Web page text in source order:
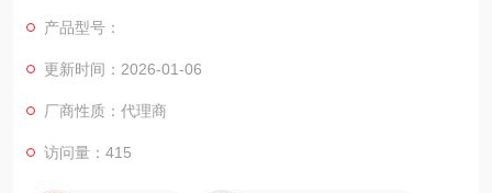
产品型号：
更新时间：2026-01-06
厂商性质：代理商
访问量：415